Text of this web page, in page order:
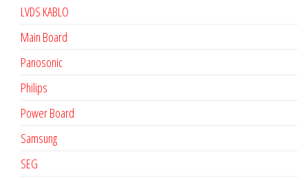
LVDS KABLO
Main Board
Panosonic
Philips
Power Board
Samsung
SEG